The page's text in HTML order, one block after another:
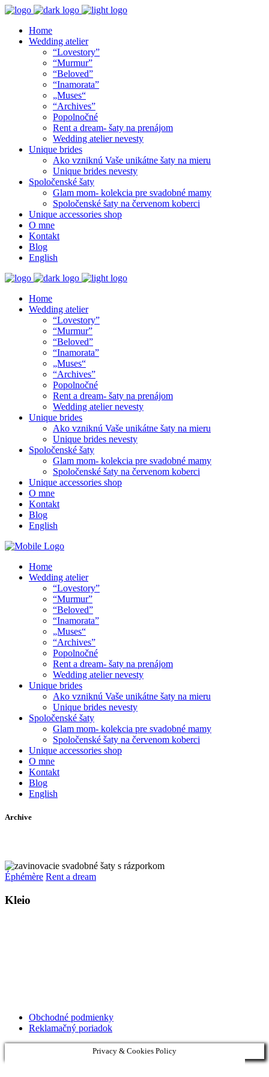
Home
Wedding atelier
“Lovestory”
“Murmur”
“Beloved”
“Inamorata”
„Muses“
“Archives”
Popolnočné
Rent a dream- šaty na prenájom
Wedding atelier nevesty
Unique brides
Ako vzniknú Vaše unikátne šaty na mieru
Unique brides nevesty
Spoločenské šaty
Glam mom- kolekcia pre svadobné mamy
Spoločenské šaty na červenom koberci
Unique accessories shop
O mne
Kontakt
Blog
English
Home
Wedding atelier
“Lovestory”
“Murmur”
“Beloved”
“Inamorata”
„Muses“
“Archives”
Popolnočné
Rent a dream- šaty na prenájom
Wedding atelier nevesty
Unique brides
Ako vzniknú Vaše unikátne šaty na mieru
Unique brides nevesty
Spoločenské šaty
Glam mom- kolekcia pre svadobné mamy
Spoločenské šaty na červenom koberci
Unique accessories shop
O mne
Kontakt
Blog
English
Home
Wedding atelier
“Lovestory”
“Murmur”
“Beloved”
“Inamorata”
„Muses“
“Archives”
Popolnočné
Rent a dream- šaty na prenájom
Wedding atelier nevesty
Unique brides
Ako vzniknú Vaše unikátne šaty na mieru
Unique brides nevesty
Spoločenské šaty
Glam mom- kolekcia pre svadobné mamy
Spoločenské šaty na červenom koberci
Unique accessories shop
O mne
Kontakt
Blog
English
Archive
Éphémère Rent a dream
Kleio
Obchodné podmienky
Reklamačný poriadok
Privacy & Cookies Policy